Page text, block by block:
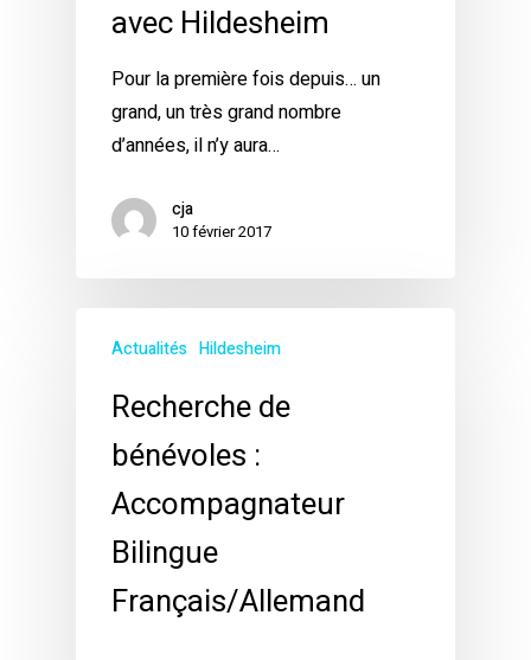
avec Hildesheim
Pour la première fois depuis… un
grand, un très grand nombre
d’années, il n’y aura…
cja
10 février 2017
Actualités Hildesheim
Recherche de
bénévoles :
Accompagnateur
Bilingue
Français/Allemand